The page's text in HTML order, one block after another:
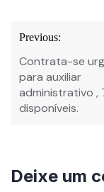
Previous:
Contrata-se
para auxiliar
administrativo ,
disponíveis.
Deixe um